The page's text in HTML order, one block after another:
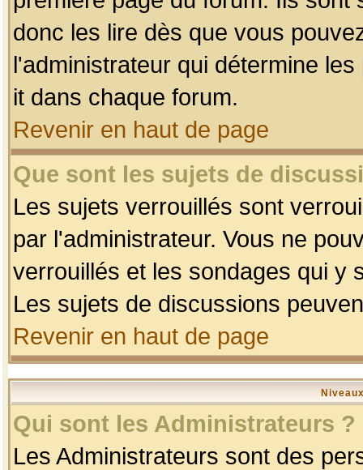
donc les lire dès que vous
l'administrateur qui détermine
it dans chaque forum.
Revenir en haut de page
Que sont les sujets de
Les sujets verrouillés sont
par l'administrateur. Vous ne
verrouillés et les sondages qui y
Les sujets de discussions
Revenir en haut de page
Qui sont les Administrateurs ?
Les Administrateurs sont des